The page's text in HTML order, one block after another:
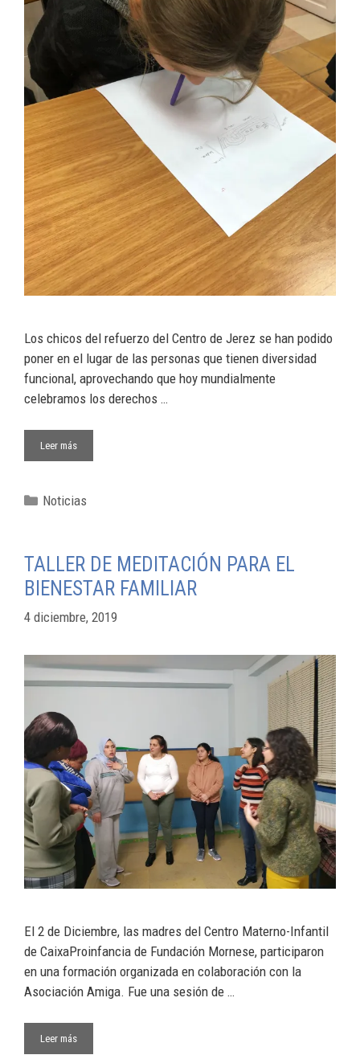
Los chicos del refuerzo del Centro de Jerez se han podido
poner en el lugar de las personas que tienen diversidad
funcional, aprovechando que hoy mundialmente
celebramos los derechos …
Leer más
Noticias
TALLER DE MEDITACIÓN PARA EL
BIENESTAR FAMILIAR
4 diciembre, 2019
El 2 de Diciembre, las madres del Centro Materno-Infantil
de CaixaProinfancia de Fundación Mornese, participaron
en una formación organizada en colaboración con la
Asociación Amiga. Fue una sesión de …
Leer más